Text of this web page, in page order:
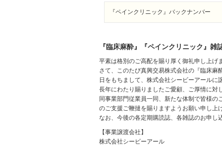
『ペインクリニック』バックナンバー
『臨床麻酔』『ペインクリニック』雑
平素は格別のご高配を賜り厚く御礼申し上げ
さて、このたび真興交易株式会社の『臨床
日をもちまして、株式会社シービーアールに
長年にわたり賜りましたご愛顧、ご厚情に対
同事業部門従業員一同、新たな体制で皆様
のご支援ご鞭撻を賜りますようお願い申し上
なお、今後の各定期購読誌、各雑誌のお申し
【事業譲渡会社】
株式会社シービーアール